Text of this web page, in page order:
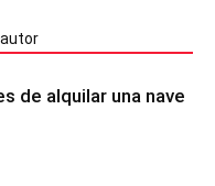
de alquilar una nave